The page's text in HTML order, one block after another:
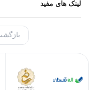
لینک های مفید